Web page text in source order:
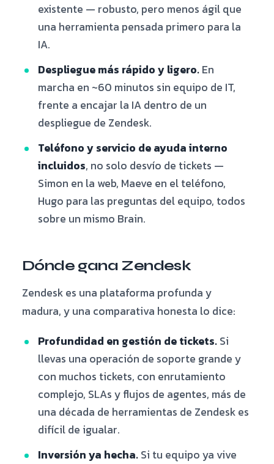
existente — robusto, pero menos ágil que
una herramienta pensada primero para la
IA.
Despliegue más rápido y ligero.En
marcha en ~60 minutos sin equipo de IT,
frente a encajar la IA dentro de un
despliegue de Zendesk.
Teléfono y servicio de ayuda interno
incluidos, no solo desvío de tickets —
Simon en la web, Maeve en el teléfono,
Hugo para las preguntas del equipo, todos
sobre un mismo Brain.
Dónde gana Zendesk
Zendesk es una plataforma profunda y
madura, y una comparativa honesta lo dice:
Profundidad en gestión de tickets.Si
llevas una operación de soporte grande y
con muchos tickets, con enrutamiento
complejo, SLAs y flujos de agentes, más de
una década de herramientas de Zendesk es
difícil de igualar.
Inversión ya hecha.Si tu equipo ya vive